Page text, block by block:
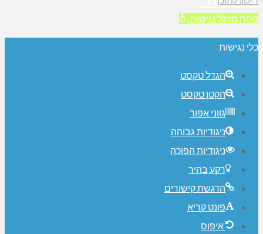
פתח סרגל נגישות
כלי נגישות
הגדל טקסט
הקטן טקסט
גווני אפור
ניגודיות גבוהה
ניגודיות הפוכה
רקע בהיר
הדגשת קישורים
פונט קריא
איפוס